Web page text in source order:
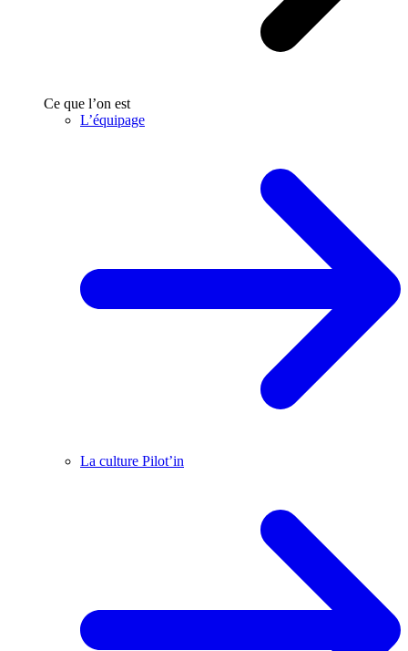
Ce que l’on est
L’équipage
La culture Pilot’in